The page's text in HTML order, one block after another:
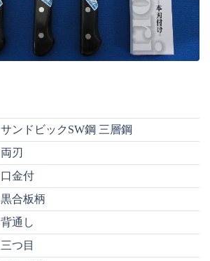
サンドビックSW鋼 三層鋼
両刃
口金付
黒合板柄
背通し
三つ目